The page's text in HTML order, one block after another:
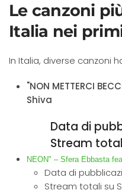
Le canzoni
Italia nei
In Italia, diverse canzoni
"NON METTERCI
Shiva
Data di
Stream
NEON" – Sfera Ebbasta
Data di
Stream totali su